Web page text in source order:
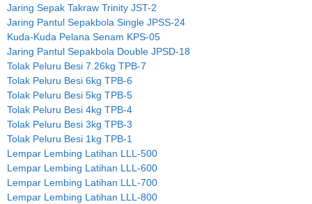
Jaring Sepak Takraw Trinity JST-2
Jaring Pantul Sepakbola Single JPSS-24
Kuda-Kuda Pelana Senam KPS-05
Jaring Pantul Sepakbola Double JPSD-18
Tolak Peluru Besi 7.26kg TPB-7
Tolak Peluru Besi 6kg TPB-6
Tolak Peluru Besi 5kg TPB-5
Tolak Peluru Besi 4kg TPB-4
Tolak Peluru Besi 3kg TPB-3
Tolak Peluru Besi 1kg TPB-1
Lempar Lembing Latihan LLL-500
Lempar Lembing Latihan LLL-600
Lempar Lembing Latihan LLL-700
Lempar Lembing Latihan LLL-800